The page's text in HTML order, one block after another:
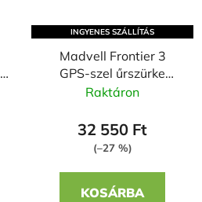
INGYENES SZÁLLÍTÁS
Madvell Frontier 3
GPS-szel űrszürke
okosóra fém szíjjal +
Raktáron
32 550 Ft
(–27 %)
KOSÁRBA